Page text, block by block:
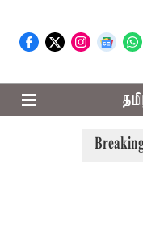
விசாரணை